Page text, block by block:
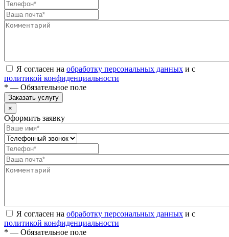
Я согласен на обработку персональных данных и с
политикой конфиденциальности
* — Обязательное поле
Заказать услугу
×
Оформить заявку
Я согласен на обработку персональных данных и с
политикой конфиденциальности
* — Обязательное поле